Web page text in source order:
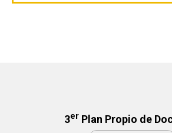
3er Plan Propio de